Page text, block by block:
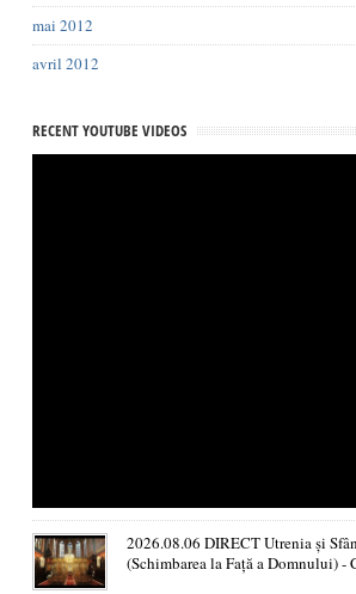
mai 2012
avril 2012
RECENT YOUTUBE VIDEOS
2026.08.06 DIRECT Utrenia și
(Schimbarea la Față a Domnului) -